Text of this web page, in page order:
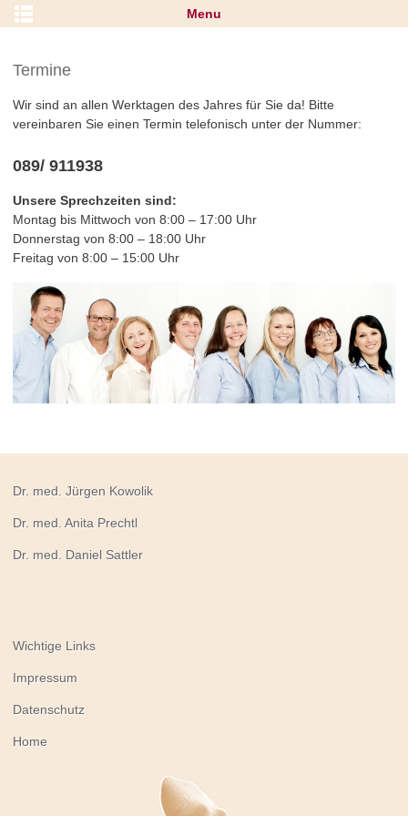
Menu
Termine
Wir sind an allen Werktagen des Jahres für Sie da! Bitte
vereinbaren Sie einen Termin telefonisch unter der Nummer:
089/ 911938
Unsere Sprechzeiten sind:
Montag bis Mittwoch von 8:00 – 17:00 Uhr
Donnerstag von 8:00 – 18:00 Uhr
Freitag von 8:00 – 15:00 Uhr
Dr. med. Jürgen Kowolik
Dr. med. Anita Prechtl
Dr. med. Daniel Sattler
Wichtige Links
Impressum
Datenschutz
Home